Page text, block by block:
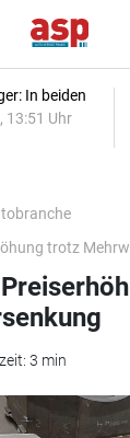
In beiden
13:51 Uhr
trotz
3 min